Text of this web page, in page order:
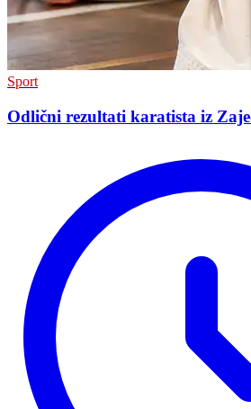
Sport
Odlični rezultati karatista iz